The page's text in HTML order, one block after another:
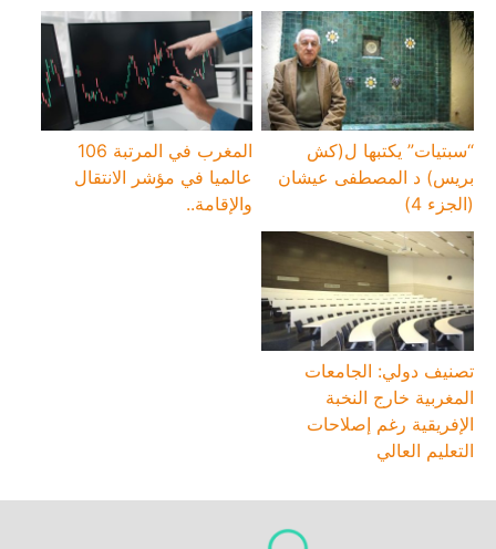
“سبتيات” يكتبها ل(كش
بريس) د المصطفى عيشان
(الجزء 4)
المغرب في المرتبة 106
عالميا في مؤشر الانتقال
والإقامة..
تصنيف دولي: الجامعات
المغربية خارج النخبة
الإفريقية رغم إصلاحات
التعليم العالي